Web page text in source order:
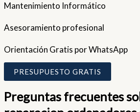
Mantenimiento Informático
Asesoramiento profesional
Orientación Gratis por WhatsApp
PRESUPUESTO GRATIS
Preguntas frecuentes